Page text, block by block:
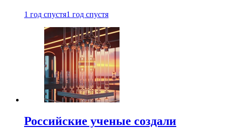
1 год спустя1 год спустя
Российские ученые создали